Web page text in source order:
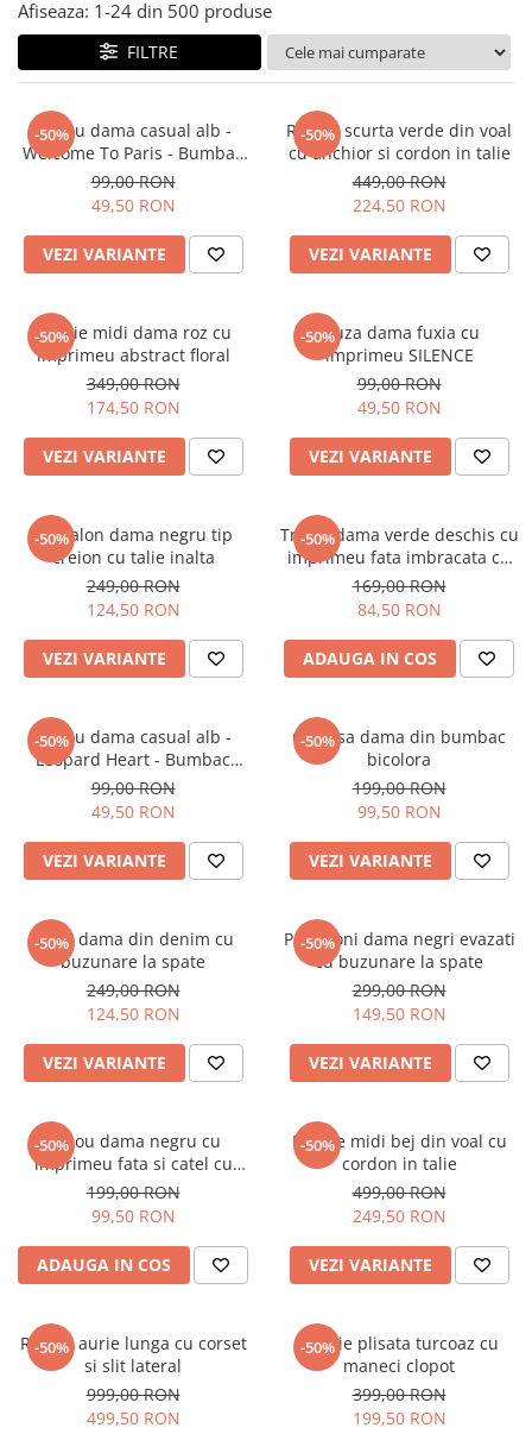
Tricouri si topuri
Rochii de eveniment
Afiseaza: 1-24 din 500 produse
FILTRE
-50%
Tricou dama casual alb -
Welcome To Paris - Bumbac
Organic
99,00 RON
49,50 RON
VEZI VARIANTE
-50%
Rochie scurta verde din voal
cu anchior si cordon in talie
449,00 RON
224,50 RON
VEZI VARIANTE
-50%
Rochie midi dama roz cu
imprimeu abstract floral
349,00 RON
174,50 RON
VEZI VARIANTE
-50%Bluza dama fuxia cu
imprimeu SILENCE
99,00 RON
49,50 RON
VEZI VARIANTE
-50%
Pantalon dama negru tip
creion cu talie inalta
249,00 RON
124,50 RON
VEZI VARIANTE
-50%
Tricou dama verde deschis cu
imprimeu fata imbracata cu
alb si inghetata in mana
169,00 RON
84,50 RON
ADAUGA IN COS
-50%
Tricou dama casual alb -
Leopard Heart - Bumbac
Organic
99,00 RON
49,50 RON
VEZI VARIANTE
-50%
Camasa dama din bumbac
bicolora
199,00 RON
99,50 RON
VEZI VARIANTE
-50%
Blugi dama din denim cu
buzunare la spate
249,00 RON
124,50 RON
VEZI VARIANTE
-50%
Pantaloni dama negri evazati
cu buzunare la spate
299,00 RON
149,50 RON
VEZI VARIANTE
-50%
Tricou dama negru cu
imprimeu fata si catel cu
ochelari
199,00 RON
99,50 RON
ADAUGA IN COS
-50%
Rochie midi bej din voal cu
cordon in talie
499,00 RON
249,50 RON
VEZI VARIANTE
-50%
Rochie aurie lunga cu corset
si slit lateral
999,00 RON
499,50 RON
-50%
Rochie plisata turcoaz cu
maneci clopot
399,00 RON
199,50 RON